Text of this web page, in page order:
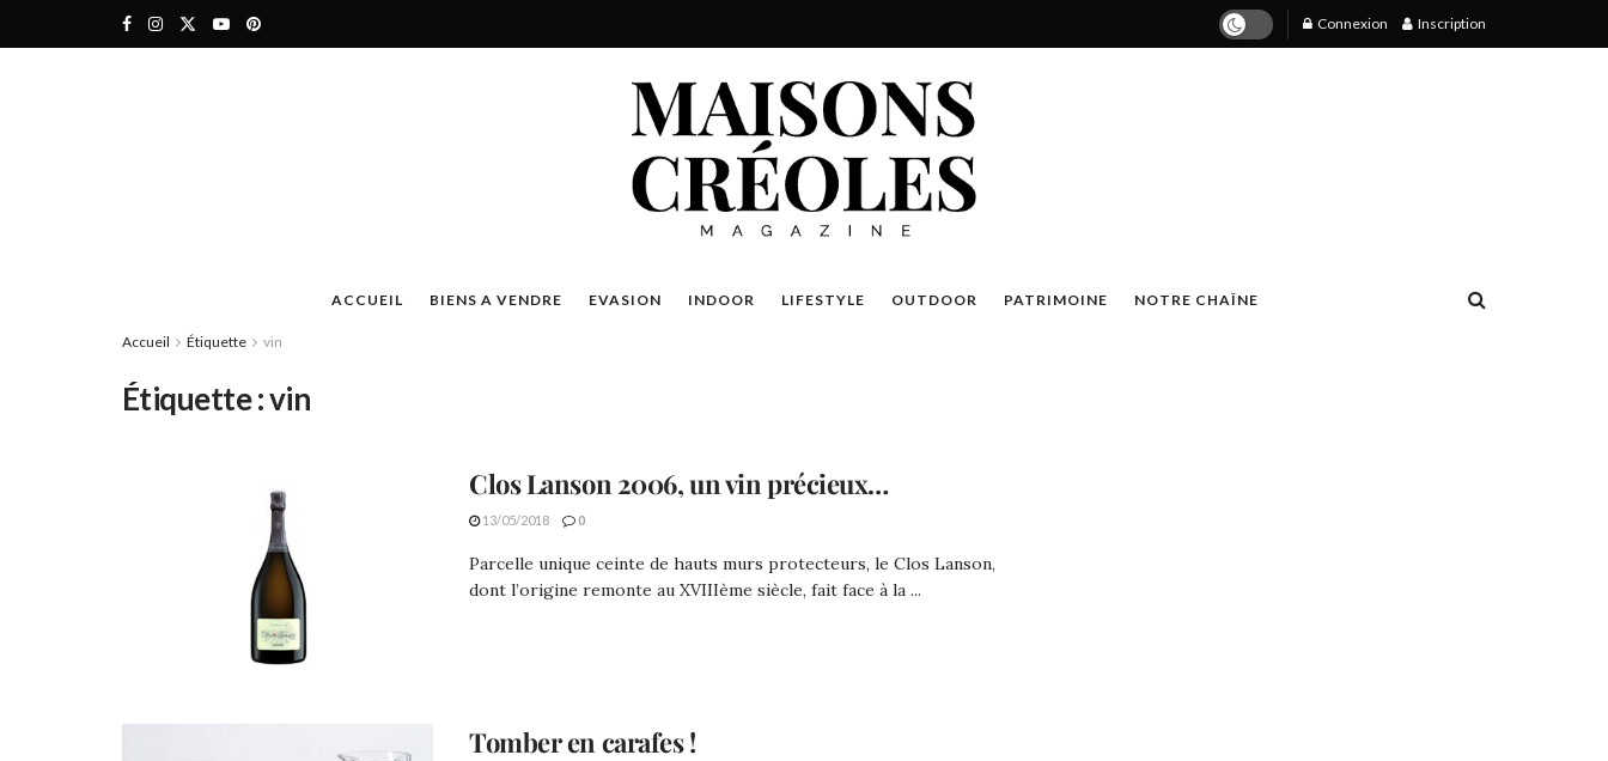
Connexion Inscription
ACCUEIL BIENS A VENDRE EVASION INDOOR LIFESTYLE OUTDOOR PATRIMOINE NOTRE CHAÎNE
Accueil Étiquette vin
Étiquette :vin
Clos Lanson 2006, un vin précieux…
13/05/2018 0
Parcelle unique ceinte de hauts murs protecteurs, le Clos Lanson,
dont l’origine remonte au XVIIIème siècle, fait face à la ...
Tomber en carafes !